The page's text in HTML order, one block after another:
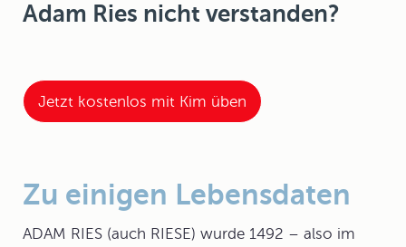
Adam Ries nicht verstanden?
Jetzt kostenlos mit Kim üben
Zu einigen Lebensdaten
ADAM RIES (auch RIESE) wurde 1492 – also im